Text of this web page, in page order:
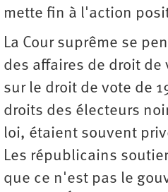
mette fin à l'action
La Cour suprême se
des affaires de droit de
sur le droit de vote de
droits des électeurs
loi, étaient souvent
Les républicains
que ce n'est pas le